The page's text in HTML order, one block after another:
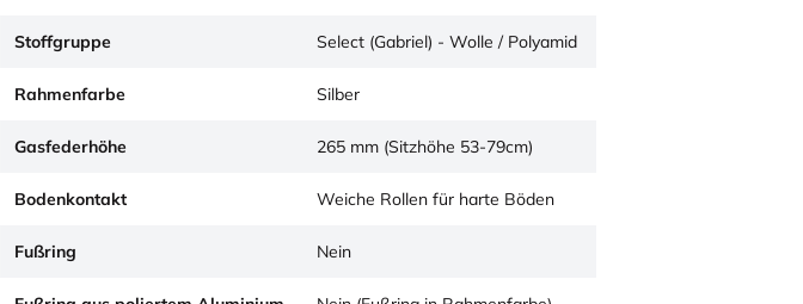
Stoffgruppe Select (Gabriel) - Wolle / Polyamid
Rahmenfarbe Silber
Gasfederhöhe 265 mm (Sitzhöhe 53-79cm)
Bodenkontakt Weiche Rollen für harte Böden
Fußring Nein